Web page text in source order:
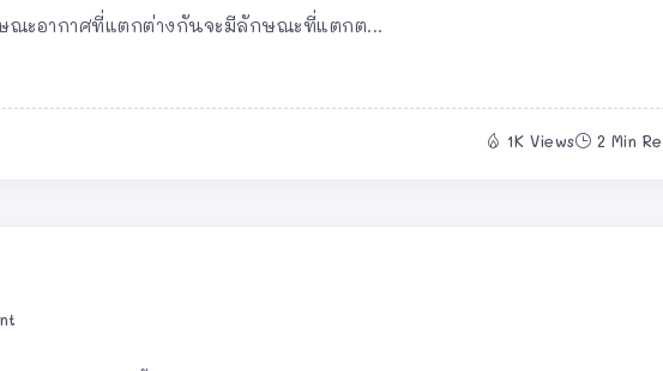
ะอากาศที่แตกต่างกันจะมีลักษณะที่แตกต...
1K Views 2 Min